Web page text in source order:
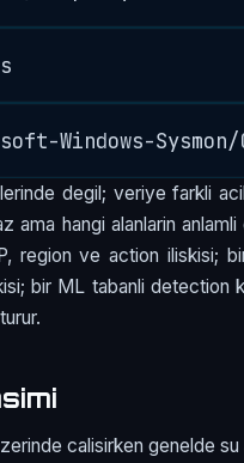
degil; veriye farkli
ama hangi alanlarin
ve action iliskisi;
bir ML tabanli detection
calisirken genelde